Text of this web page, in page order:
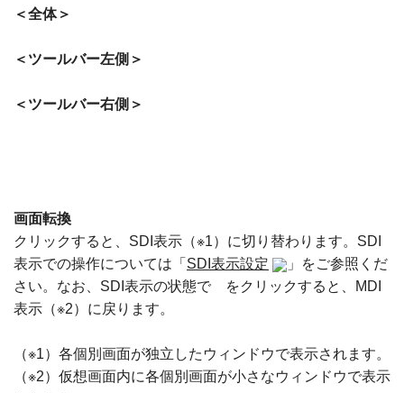
＜全体＞
＜ツールバー左側＞
＜ツールバー右側＞
画面転換
クリックすると、SDI表示（※1）に切り替わります。SDI
表示での操作については「 SDI表示設定
」をご参照くだ
さい。なお、SDI表示の状態で
をクリックすると、MDI
表示（※2）に戻ります。
（※1）各個別画面が独立したウィンドウで表示されます。
（※2）仮想画面内に各個別画面が小さなウィンドウで表示